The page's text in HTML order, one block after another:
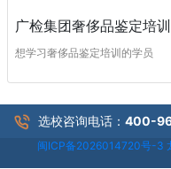
想学习奢侈品鉴定培训的学员
选校咨询电话： 400-
闽ICP备2026014720号-3